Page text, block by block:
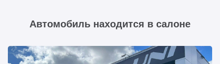
Автомобиль находится в салоне